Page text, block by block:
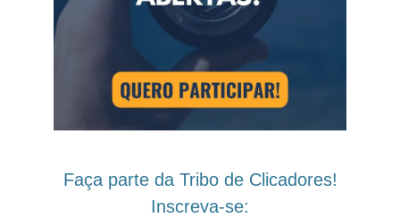
Faça parte da Tribo de Clicadores!
Inscreva-se: